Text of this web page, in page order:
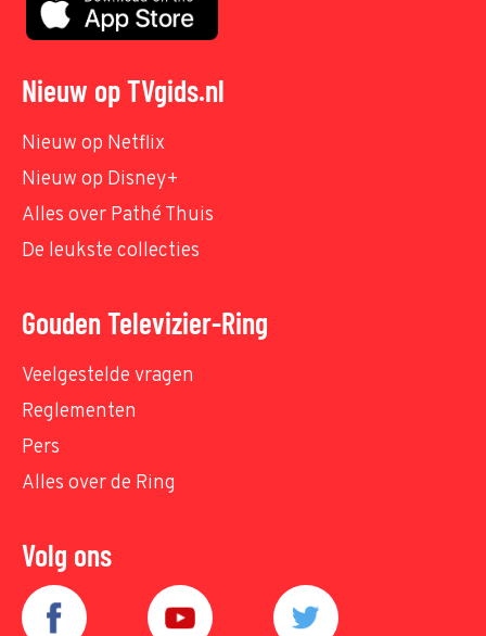
Nieuw op TVgids.nl
Nieuw op Netflix
Nieuw op Disney+
Alles over Pathé Thuis
De leukste collecties
Gouden Televizier-Ring
Veelgestelde vragen
Reglementen
Pers
Alles over de Ring
Volg ons